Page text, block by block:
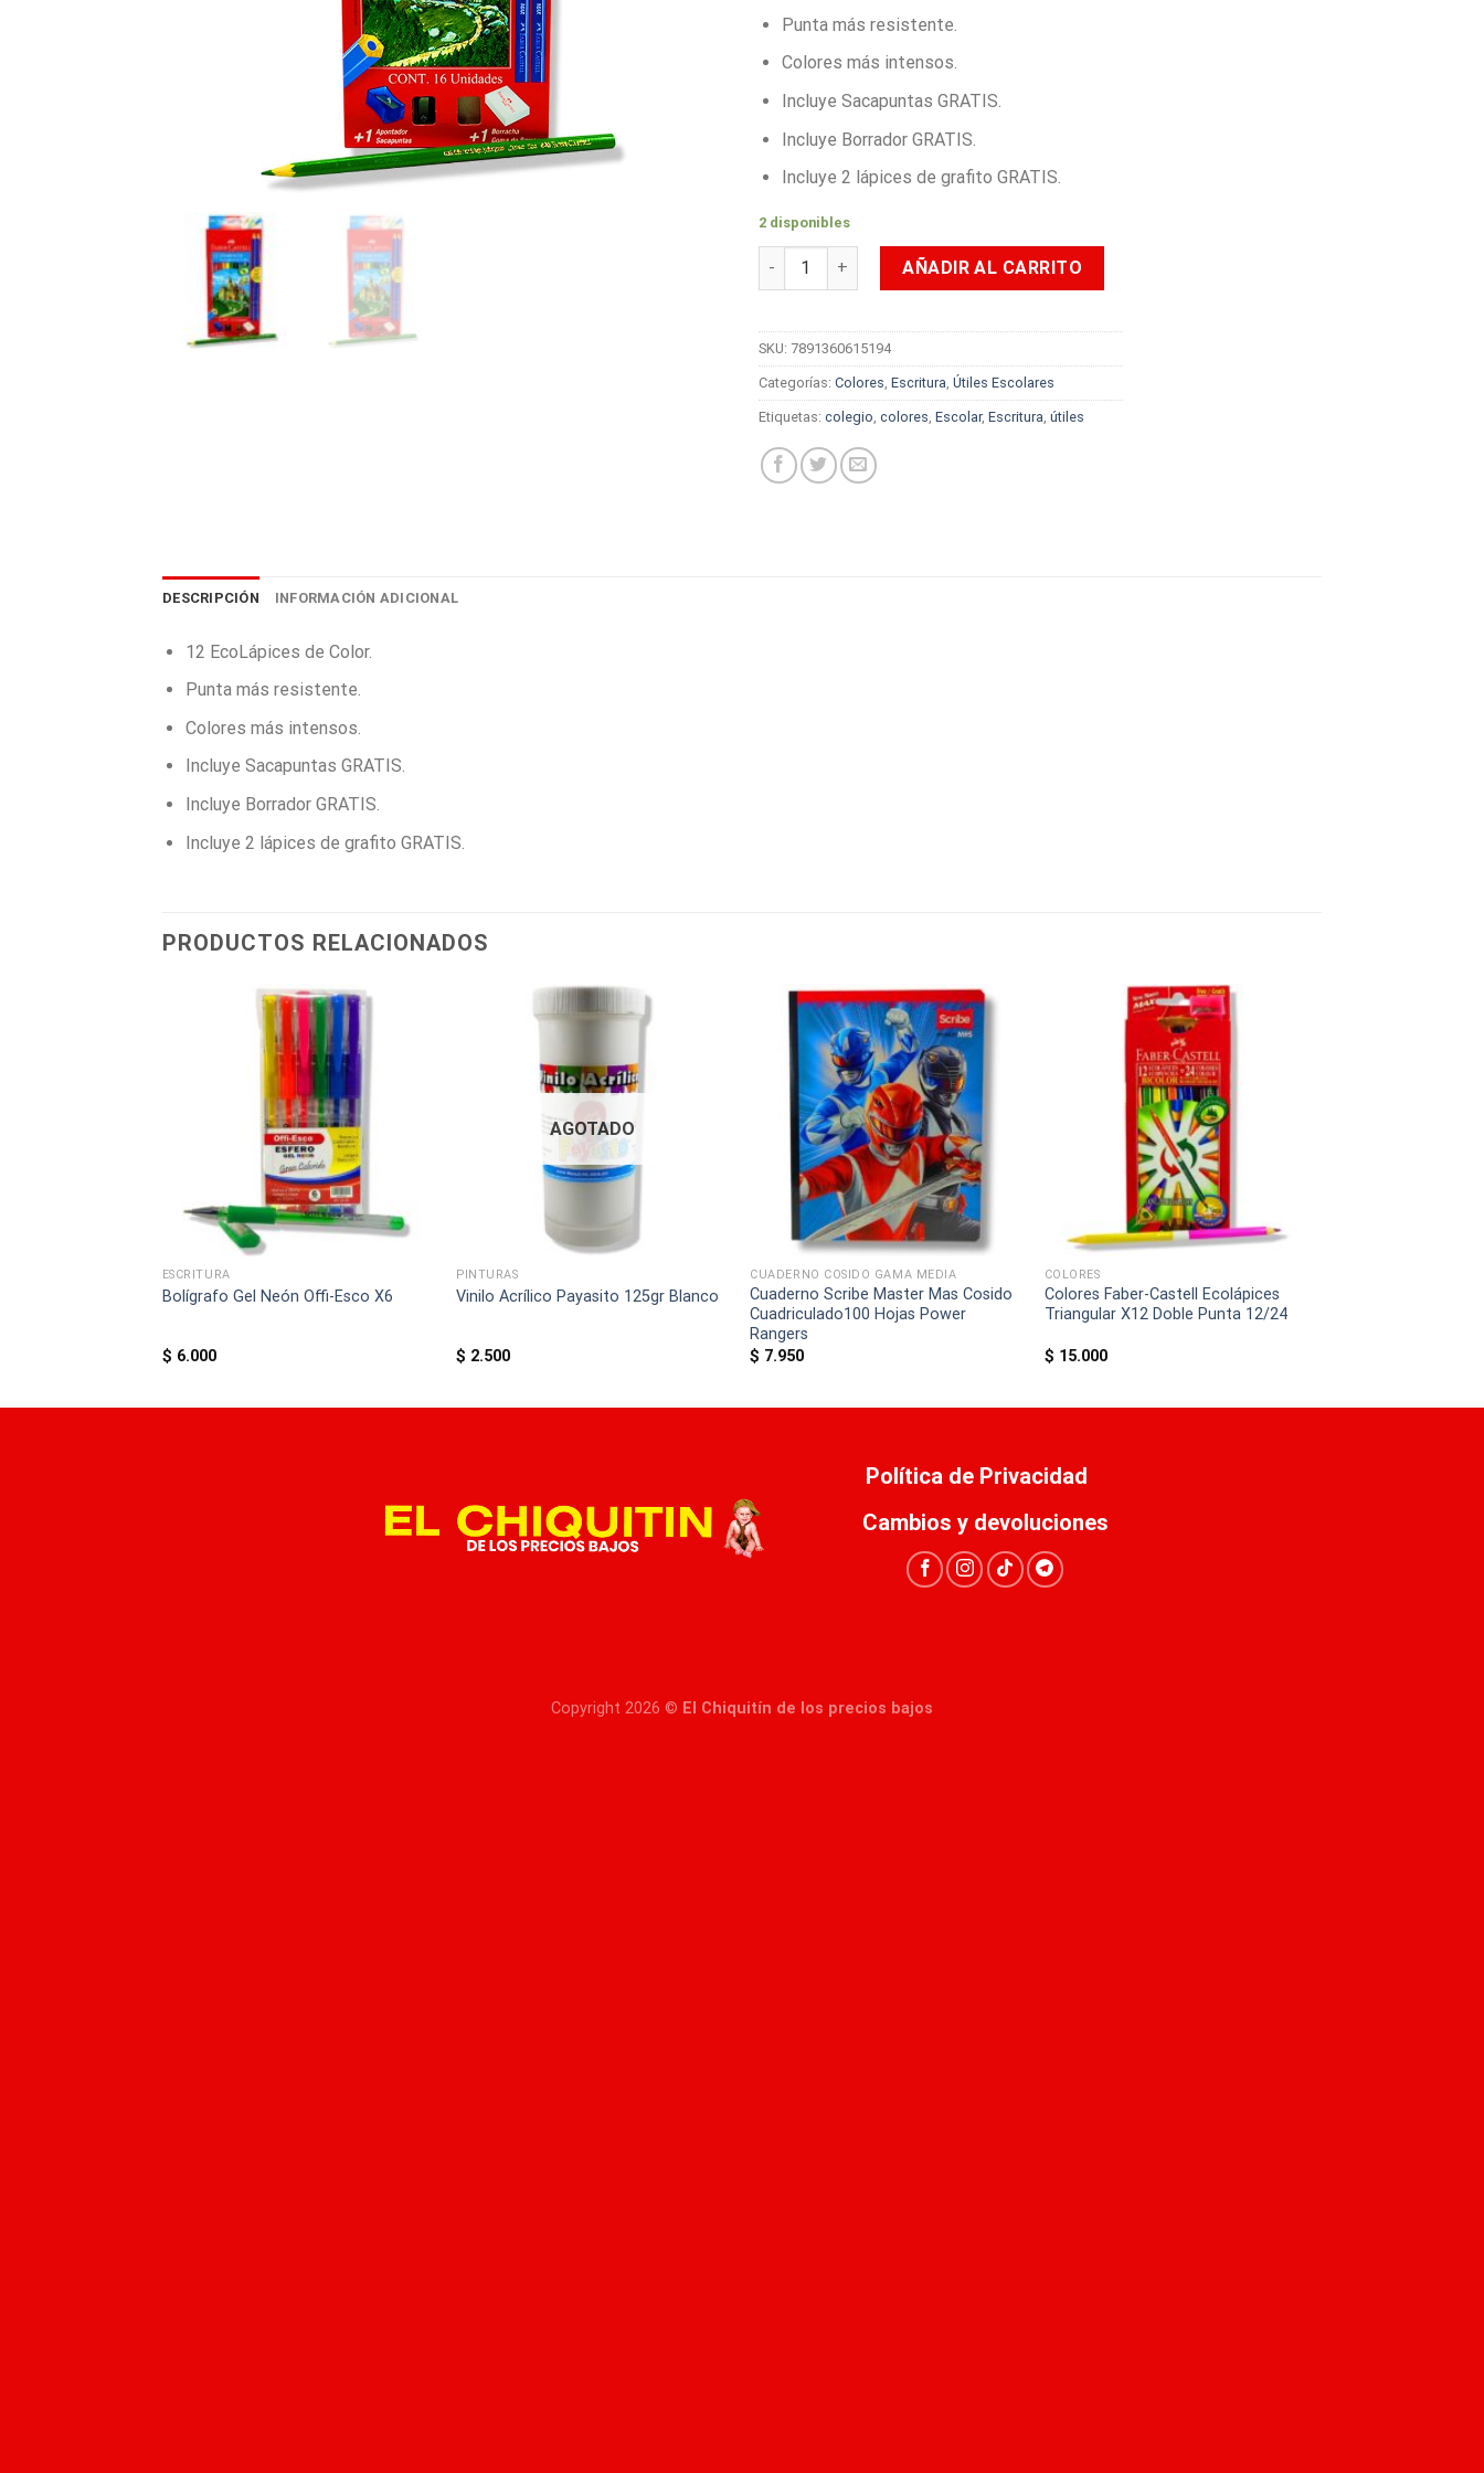
Punta más resistente.
Colores más intensos.
Incluye Sacapuntas GRATIS.
Incluye Borrador GRATIS.
Incluye 2 lápices de grafito GRATIS.
2 disponibles
Colores Faber-Castell x 12 Ecolápices +2 Ecolápices de Grafito cantidad
AÑADIR AL CARRITO
SKU: 7891360615194
Categorías: Colores Escritura Útiles Escolares
Etiquetas: colegio colores Escolar, Escritura útiles
DESCRIPCIÓN INFORMACIÓN ADICIONAL
12 EcoLápices de Color.
Punta más resistente.
Colores más intensos.
Incluye Sacapuntas GRATIS.
Incluye Borrador GRATIS.
Incluye 2 lápices de grafito GRATIS.
PRODUCTOS RELACIONADOS
ESCRITURA
Bolígrafo Gel Neón Offi-Esco X6
$ 6.000
AGOTADO
PINTURAS
Vinilo Acrílico Payasito 125gr Blanco
$ 2.500
CUADERNO COSIDO GAMA MEDIA
Cuaderno Scribe Master Mas Cosido
Cuadriculado100 Hojas Power
Rangers
$ 7.950
COLORES
Colores Faber-Castell Ecolápices
Triangular X12 Doble Punta 12/24
$ 15.000
Política de Privacidad
Cambios y devoluciones
Copyright 2026 © El Chiquitín de los precios bajos